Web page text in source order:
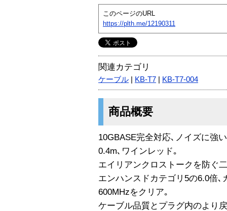
このページのURL
https://plth.me/12190311
関連カテゴリ
ケーブル KB-T7 KB-T7-004
商品概要
10GBASE完全対応､ノイズに強
0.4m､ワインレッド｡
エイリアンクロストークを防ぐ
エンハンスドカテゴリ5の6.0倍
600MHzをクリア｡
ケーブル品質とプラグ内のより